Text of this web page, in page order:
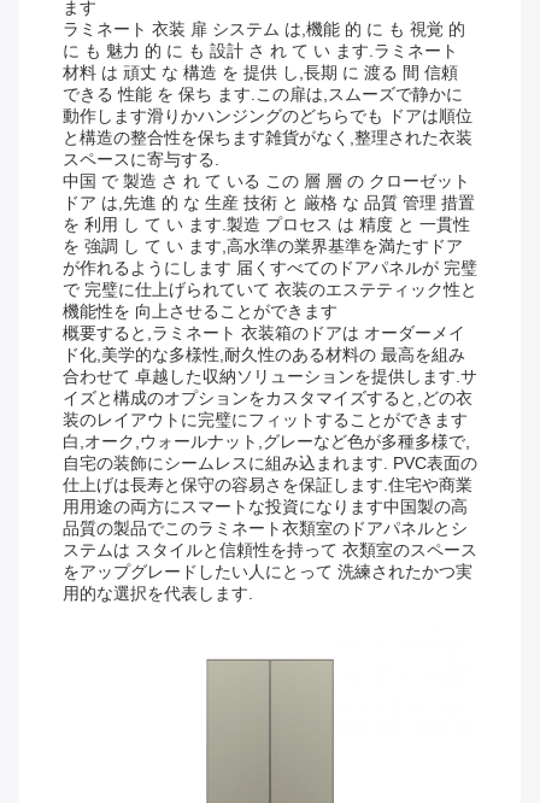
ます
ラミネート 衣装 扉 システム は,機能 的 に も 視覚 的
に も 魅力 的 に も 設計 さ れ て い ます.ラミネート
材料 は 頑丈 な 構造 を 提供 し,長期 に 渡る 間 信頼
できる 性能 を 保ち ます.この扉は,スムーズで静かに
動作します滑りかハンジングのどちらでも ドアは順位
と構造の整合性を保ちます雑貨がなく,整理された衣装
スペースに寄与する.
中国 で 製造 さ れ て いる この 層 層 の クローゼット
ドア は,先進 的 な 生産 技術 と 厳格 な 品質 管理 措置
を 利用 し て い ます.製造 プロセス は 精度 と 一貫性
を 強調 し て い ます,高水準の業界基準を満たすドア
が作れるようにします 届くすべてのドアパネルが 完璧
で 完璧に仕上げられていて 衣装のエステティック性と
機能性を 向上させることができます
概要すると,ラミネート 衣装箱のドアは オーダーメイ
ド化,美学的な多様性,耐久性のある材料の 最高を組み
合わせて 卓越した収納ソリューションを提供します.サ
イズと構成のオプションをカスタマイズすると,どの衣
装のレイアウトに完璧にフィットすることができます
白,オーク,ウォールナット,グレーなど色が多種多様で,
自宅の装飾にシームレスに組み込まれます. PVC表面の
仕上げは長寿と保守の容易さを保証します.住宅や商業
用用途の両方にスマートな投資になります中国製の高
品質の製品でこのラミネート衣類室のドアパネルとシ
ステムは スタイルと信頼性を持って 衣類室のスペース
をアップグレードしたい人にとって 洗練されたかつ実
用的な選択を代表します.